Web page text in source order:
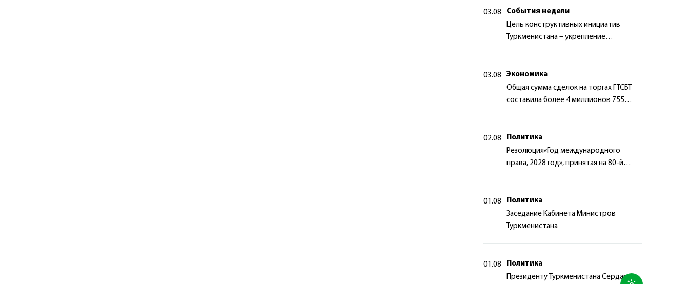
03.08
События недели
Цель конструктивных инициатив
Туркменистана – укрепление
03.08
Экономика
Общая сумма сделок на торгах ГТСБТ
составила более 4 миллионов 755
02.08
Политика
Резолюция«Год международного
права, 2028 год», принятая на 80-й
01.08
Политика
Заседание Кабинета Министров
Туркменистана
01.08
Политика
Президенту Туркменистана Сердару